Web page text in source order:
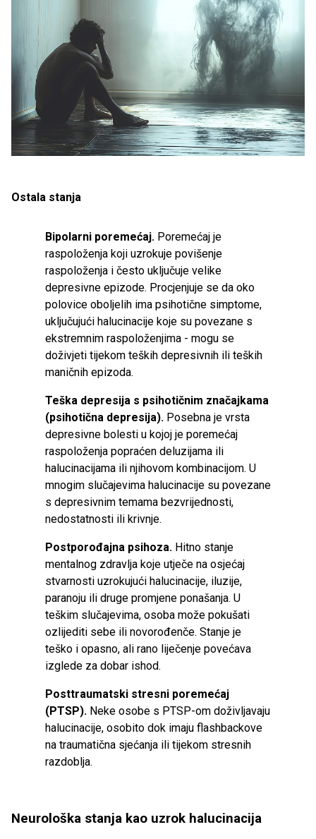
Ostala stanja
Bipolarni poremećaj. Poremećaj je
raspoloženja koji uzrokuje povišenje
raspoloženja i često uključuje velike
depresivne epizode. Procjenjuje se da oko
polovice oboljelih ima psihotične simptome,
uključujući halucinacije koje su povezane s
ekstremnim raspoloženjima - mogu se
doživjeti tijekom teških depresivnih ili teških
maničnih epizoda.
Teška depresija s psihotičnim značajkama
(psihotična depresija). Posebna je vrsta
depresivne bolesti u kojoj je poremećaj
raspoloženja popraćen deluzijama ili
halucinacijama ili njihovom kombinacijom. U
mnogim slučajevima halucinacije su povezane
s depresivnim temama bezvrijednosti,
nedostatnosti ili krivnje.
Postporođajna psihoza. Hitno stanje
mentalnog zdravlja koje utječe na osjećaj
stvarnosti uzrokujući halucinacije, iluzije,
paranoju ili druge promjene ponašanja. U
teškim slučajevima, osoba može pokušati
ozlijediti sebe ili novorođenče. Stanje je
teško i opasno, ali rano liječenje povećava
izglede za dobar ishod.
Posttraumatski stresni poremećaj
(PTSP). Neke osobe s PTSP-om doživljavaju
halucinacije, osobito dok imaju flashbackove
na traumatična sjećanja ili tijekom stresnih
razdoblja.
Neurološka stanja kao uzrok halucinacija